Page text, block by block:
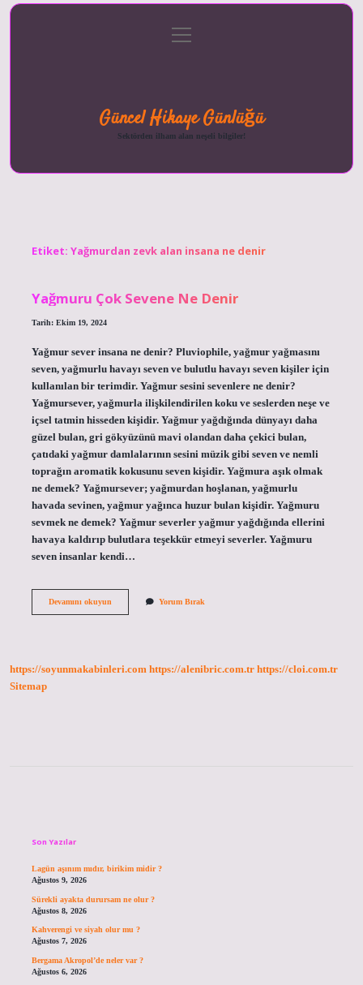
menüyü
aç
Güncel Hikaye Günlüğü
Sektörden ilham alan neşeli bilgiler!
Etiket: Yağmurdan zevk alan insana ne denir
Yağmuru Çok Sevene Ne Denir
Tarih: Ekim 19, 2024
Yağmur sever insana ne denir? Pluviophile, yağmur yağmasını
seven, yağmurlu havayı seven ve bulutlu havayı seven kişiler için
kullanılan bir terimdir. Yağmur sesini sevenlere ne denir?
Yağmursever, yağmurla ilişkilendirilen koku ve seslerden neşe ve
içsel tatmin hisseden kişidir. Yağmur yağdığında dünyayı daha
güzel bulan, gri gökyüzünü mavi olandan daha çekici bulan,
çatıdaki yağmur damlalarının sesini müzik gibi seven ve nemli
toprağın aromatik kokusunu seven kişidir. Yağmura aşık olmak
ne demek? Yağmursever; yağmurdan hoşlanan, yağmurlu
havada sevinen, yağmur yağınca huzur bulan kişidir. Yağmuru
sevmek ne demek? Yağmur severler yağmur yağdığında ellerini
havaya kaldırıp bulutlara teşekkür etmeyi severler. Yağmuru
seven insanlar kendi…
Devamını okuyunYağmuru
Yorum Bırak
https://soyunmakabinleri.com https://alenibric.com.tr https://cloi.com.tr
Sitemap
Son Yazılar
Lagün aşınım mıdır, birikim midir ?
Ağustos 9, 2026
Sürekli ayakta durursam ne olur ?
Ağustos 8, 2026
Kahverengi ve siyah olur mu ?
Ağustos 7, 2026
Bergama Akropol’de neler var ?
Ağustos 6, 2026